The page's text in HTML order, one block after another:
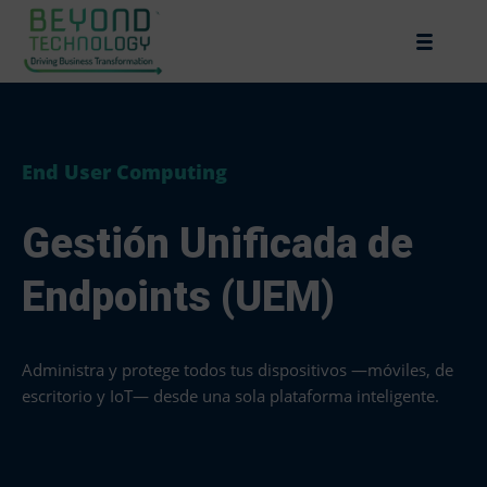
End User Computing
Gestión Unificada de
Endpoints (UEM)
Administra y protege todos tus dispositivos —móviles, de
escritorio y IoT— desde una sola plataforma inteligente.